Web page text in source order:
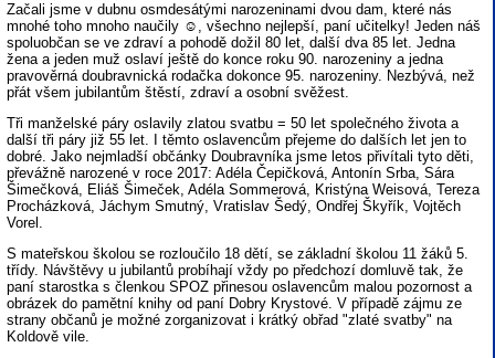
Začali jsme v dubnu osmdesátými narozeninami dvou dam, které nás
mnohé toho mnoho naučily ☺, všechno nejlepší, paní učitelky! Jeden náš
spoluobčan se ve zdraví a pohodě dožil 80 let, další dva 85 let. Jedna
žena a jeden muž oslaví ještě do konce roku 90. narozeniny a jedna
pravověrná doubravnická rodačka dokonce 95. narozeniny. Nezbývá, než
přát všem jubilantům štěstí, zdraví a osobní svěžest.
Tři manželské páry oslavily zlatou svatbu = 50 let společného života a
další tři páry již 55 let. I těmto oslavencům přejeme do dalších let jen to
dobré. Jako nejmladší občánky Doubravníka jsme letos přivítali tyto děti,
převážně narozené v roce 2017: Adéla Čepičková, Antonín Srba, Sára
Šimečková, Eliáš Šimeček, Adéla Sommerová, Kristýna Weisová, Tereza
Procházková, Jáchym Smutný, Vratislav Šedý, Ondřej Škyřík, Vojtěch
Vorel.
S mateřskou školou se rozloučilo 18 dětí, se základní školou 11 žáků 5.
třídy. Návštěvy u jubilantů probíhají vždy po předchozí domluvě tak, že
paní starostka s členkou SPOZ přinesou oslavencům malou pozornost a
obrázek do pamětní knihy od paní Dobry Krystové. V případě zájmu ze
strany občanů je možné zorganizovat i krátký obřad "zlaté svatby" na
Koldově vile.